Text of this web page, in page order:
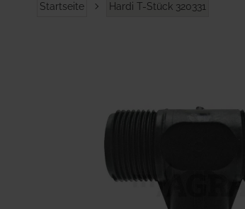
Startseite Hardi T-Stück 320331